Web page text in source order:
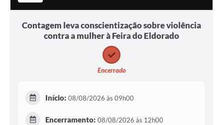
Contagem leva conscientização sobre violência
contra a mulher à Feira do Eldorado
Encerrado
Início: 08/08/2026 às 09h00
Encerramento: 08/08/2026 às 12h00